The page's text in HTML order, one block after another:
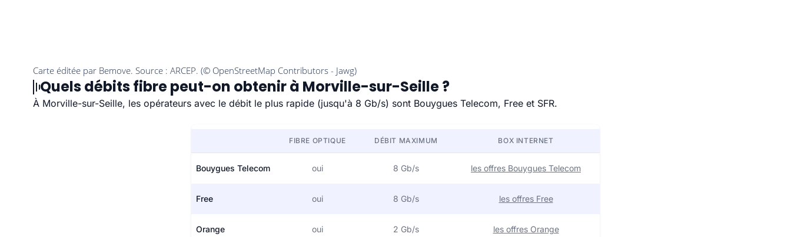
Quels débits fibre peut-on obtenir à Morville-sur-Seille ?
À Morville-sur-Seille, les opérateurs avec le débit le plus rapide (jusqu'à 8 Gb/s) sont Bouygues Telecom, Free et SFR.
FIBRE OPTIQUE DÉBIT MAXIMUM BOX INTERNET
Bouygues Telecom oui 8 Gb/s les offres Bouygues Telecom
Free oui 8 Gb/s les offres Free
Orange oui 2 Gb/s les offres Orange